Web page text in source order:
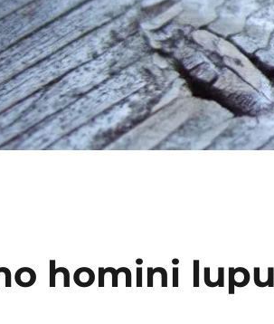
homini